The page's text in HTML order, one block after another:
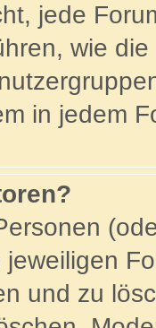
jede
wie
in jedem
und zu